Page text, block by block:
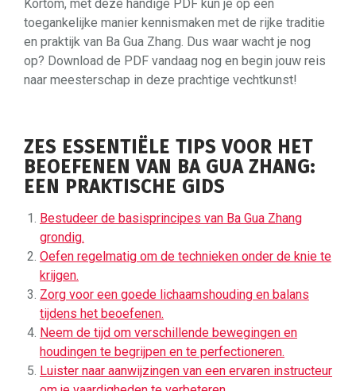
Kortom, met deze handige PDF kun je op een
toegankelijke manier kennismaken met de rijke traditie
en praktijk van Ba Gua Zhang. Dus waar wacht je nog
op? Download de PDF vandaag nog en begin jouw reis
naar meesterschap in deze prachtige vechtkunst!
ZES ESSENTIËLE TIPS VOOR HET
BEOEFENEN VAN BA GUA ZHANG:
EEN PRAKTISCHE GIDS
Bestudeer de basisprincipes van Ba Gua Zhang
grondig.
Oefen regelmatig om de technieken onder de knie te
krijgen.
Zorg voor een goede lichaamshouding en balans
tijdens het beoefenen.
Neem de tijd om verschillende bewegingen en
houdingen te begrijpen en te perfectioneren.
Luister naar aanwijzingen van een ervaren instructeur